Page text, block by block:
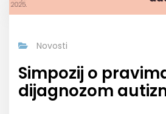
Novosti
Simpozij o
dijagnozom